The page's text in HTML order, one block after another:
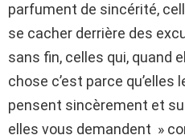
parfument de sincérité,
se cacher derrière des
sans fin, celles qui, quand
chose c’est parce
pensent sincèrement et
elles vous demandent »